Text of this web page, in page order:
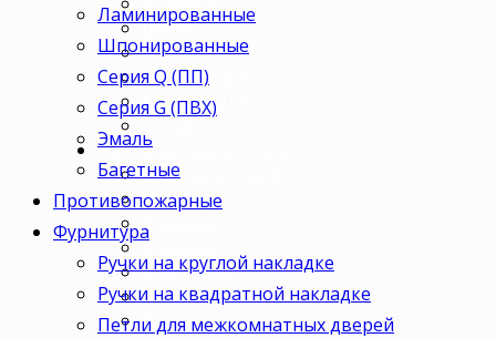
Венге
Орех
Беленый дуб
Коричневые
Серые
Двери по назначению
В ванную/туалет
Для кухни
В комнату
В кабинет
В детскую
В спальню
В гостиную
Ламинированные
Шпонированные
Серия Q (ПП)
Серия G (ПВХ)
Эмаль
Багетные
Противопожарные
Фурнитура
Ручки на круглой накладке
Ручки на квадратной накладке
Петли для межкомнатных дверей